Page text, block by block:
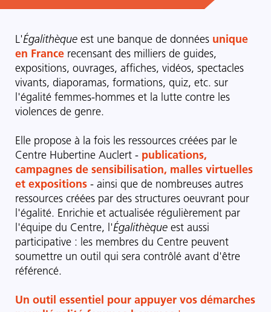
L'Égalithèque est une banque de données unique
en France recensant des milliers de guides,
expositions, ouvrages, affiches, vidéos, spectacles
vivants, diaporamas, formations, quiz, etc. sur
l'égalité femmes-hommes et la lutte contre les
violences de genre.
Elle propose à la fois les ressources créées par le
Centre Hubertine Auclert - publications,
campagnes de sensibilisation, malles virtuelles
et expositions - ainsi que de nombreuses autres
ressources créées par des structures oeuvrant pour
l'égalité. Enrichie et actualisée régulièrement par
l'équipe du Centre, l'Égalithèque est aussi
participative : les membres du Centre peuvent
soumettre un outil qui sera contrôlé avant d'être
référencé.
Un outil essentiel pour appuyer vos démarches